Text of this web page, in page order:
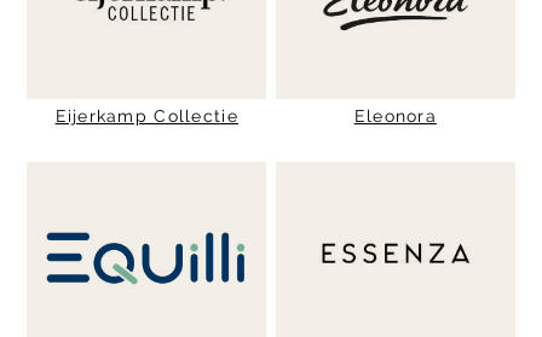
Eijerkamp Collectie Eleonora